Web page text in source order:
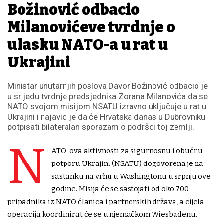
Božinović odbacio
Milanovićeve tvrdnje o
ulasku NATO-a u rat u
Ukrajini
Ministar unutarnjih poslova Davor Božinović odbacio je
u srijedu tvrdnje predsjednika Zorana Milanovića da se
NATO svojom misijom NSATU izravno uključuje u rat u
Ukrajini i najavio je da će Hrvatska danas u Dubrovniku
potpisati bilateralan sporazam o podršci toj zemlji.
N
ATO-ova aktivnosti za sigurnosnu i obučnu
potporu Ukrajini (NSATU) dogovorena je na
sastanku na vrhu u Washingtonu u srpnju ove
godine. Misija će se sastojati od oko 700
pripadnika iz NATO članica i partnerskih država, a cijela
operacija koordinirat će se u njemačkom Wiesbadenu.